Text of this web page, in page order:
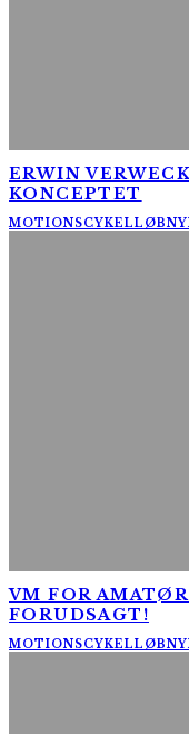
ERWIN
KONCEPTET
MOTIONSCYKELLØB
VM FOR
FORUDSAGT!
MOTIONSCYKELLØB